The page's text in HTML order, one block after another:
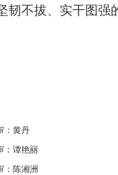
韧不拔、实干图强
：黄丹
：谭艳丽
：陈湘洲